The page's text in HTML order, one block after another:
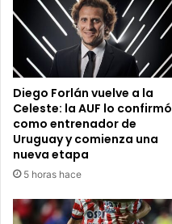
Diego Forlán vuelve a la
Celeste: la AUF lo confirmó
como entrenador de
Uruguay y comienza una
nueva etapa
5 horas hace